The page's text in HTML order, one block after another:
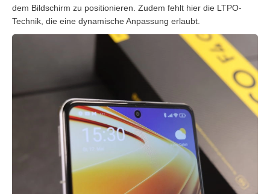
dem Bildschirm zu positionieren. Zudem fehlt hier die LTPO-
Technik, die eine dynamische Anpassung erlaubt.